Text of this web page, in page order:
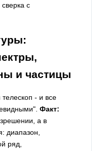
с
и частицы
- и все
Факт:
а в
диапазон,
ряд,